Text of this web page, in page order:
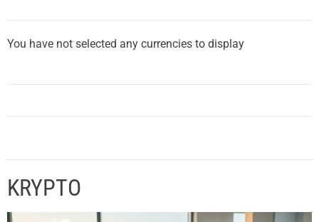
You have not selected any currencies to display
KRYPTO